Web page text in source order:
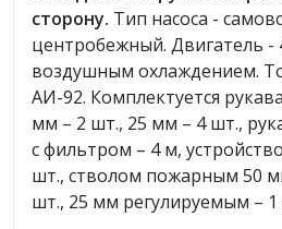
сторону. Тип насоса -
центробежный. Двигатель -
воздушным охлаждением.
АИ-92. Комплектуется
мм – 2 шт., 25 мм – 4 шт.,
с фильтром – 4 м,
шт., стволом пожарным 50
шт., 25 мм регулируемым –